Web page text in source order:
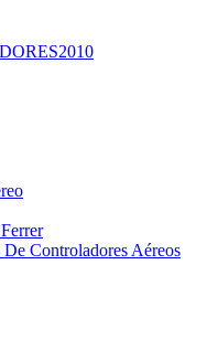
Controladores Aéreos